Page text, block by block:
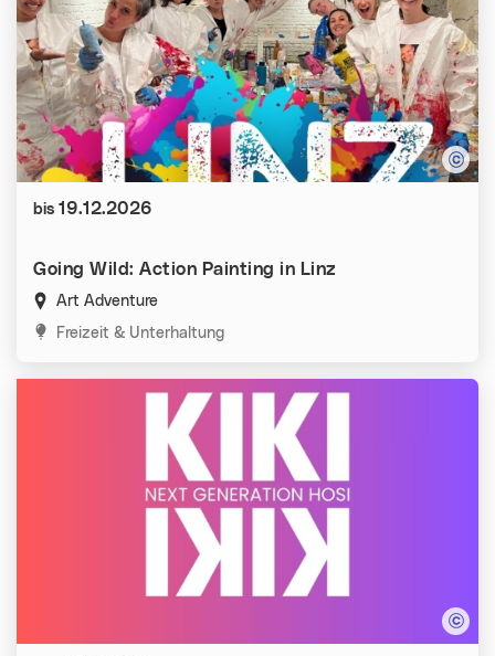
Going Wild: Action Painting in Linz
Art Adventure
Kategorien:
Freizeit & Unterhaltung
Datum:
bis 19.12.2026